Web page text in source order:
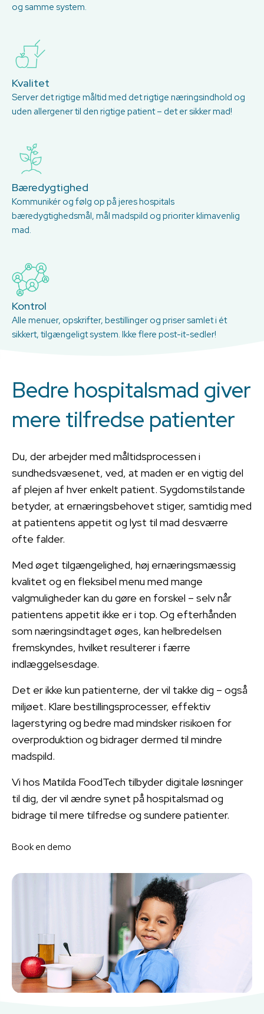
og samme system.
Kvalitet
Server det rigtige måltid med det rigtige næringsindhold og
uden allergener til den rigtige patient – det er sikker mad!
Bæredygtighed
Kommunikér og følg op på jeres hospitals
bæredygtighedsmål, mål madspild og prioriter klimavenlig
mad.
Kontrol
Alle menuer, opskrifter, bestillinger og priser samlet i ét
sikkert, tilgængeligt system. Ikke flere post-it-sedler!
Bedre hospitalsmad giver
mere tilfredse patienter
Du, der arbejder med måltidsprocessen i
sundhedsvæsenet, ved, at maden er en vigtig del
af plejen af hver enkelt patient. Sygdomstilstande
betyder, at ernæringsbehovet stiger, samtidig med
at patientens appetit og lyst til mad desværre
ofte falder.
Med øget tilgængelighed, høj ernæringsmæssig
kvalitet og en fleksibel menu med mange
valgmuligheder kan du gøre en forskel – selv når
patientens appetit ikke er i top. Og efterhånden
som næringsindtaget øges, kan helbredelsen
fremskyndes, hvilket resulterer i færre
indlæggelsesdage.
Det er ikke kun patienterne, der vil takke dig – også
miljøet. Klare bestillingsprocesser, effektiv
lagerstyring og bedre mad mindsker risikoen for
overproduktion og bidrager dermed til mindre
madspild.
Vi hos Matilda FoodTech tilbyder digitale løsninger
til dig, der vil ændre synet på hospitalsmad og
bidrage til mere tilfredse og sundere patienter.
Book en demo